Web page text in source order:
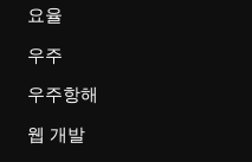
요율
우주
우주항해
웹 개발